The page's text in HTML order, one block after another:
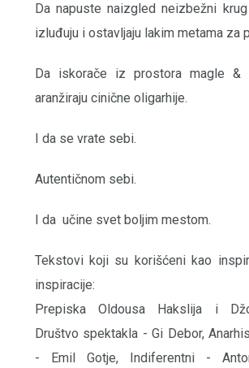
Da napuste naizgled neizbežni
izluđuju i ostavljaju lakim metama za
Da iskorače iz prostora magle
aranžiraju cinične oligarhije.
I da se vrate sebi.
Autentičnom sebi.
I da učine svet boljim mestom.
Tekstovi koji su korišćeni kao
inspiracije:
Prepiska Oldousa Hakslija i
Društvo spektakla - Gi Debor,
- Emil Gotje, Indiferentni -